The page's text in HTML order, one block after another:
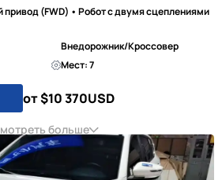
привод (FWD) • Робот с двумя сцеплениями
Внедорожник/Кроссовер
Мест: 7
от $10 370USD
больше